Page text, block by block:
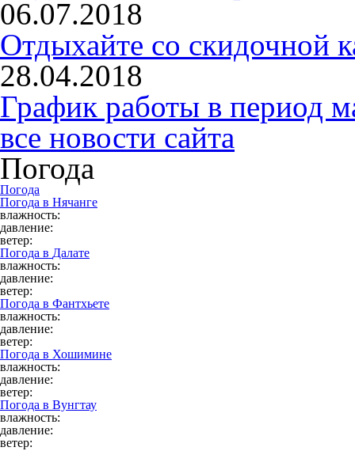
06.07.2018
Отдыхайте со скидочной
28.04.2018
График работы в период
все новости сайта
Погода
Погода
Погода в Нячанге
влажность:
давление:
ветер:
Погода в Далате
влажность:
давление:
ветер:
Погода в Фантхьете
влажность:
давление:
ветер:
Погода в Хошимине
влажность:
давление:
ветер:
Погода в Вунгтау
влажность:
давление:
ветер: